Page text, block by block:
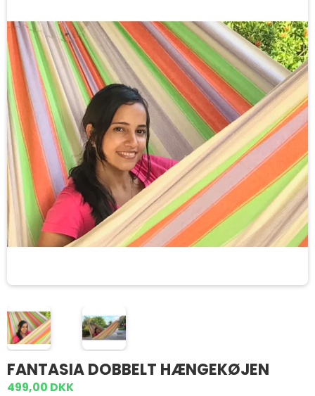
FANTASIA DOBBELT HÆNGEKØJEN
499,00 DKK